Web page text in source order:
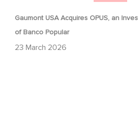
Gaumont USA Acquires OPUS, an
of Banco Popular
23 March 2026